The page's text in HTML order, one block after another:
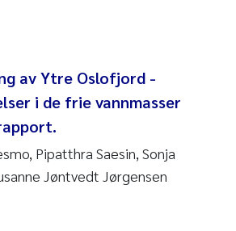
Egge
Platjouw
av Ytre Oslofjord -
i de frie vannmasser
Pipatthra Saesin, Sonja
Jøntvedt Jørgensen